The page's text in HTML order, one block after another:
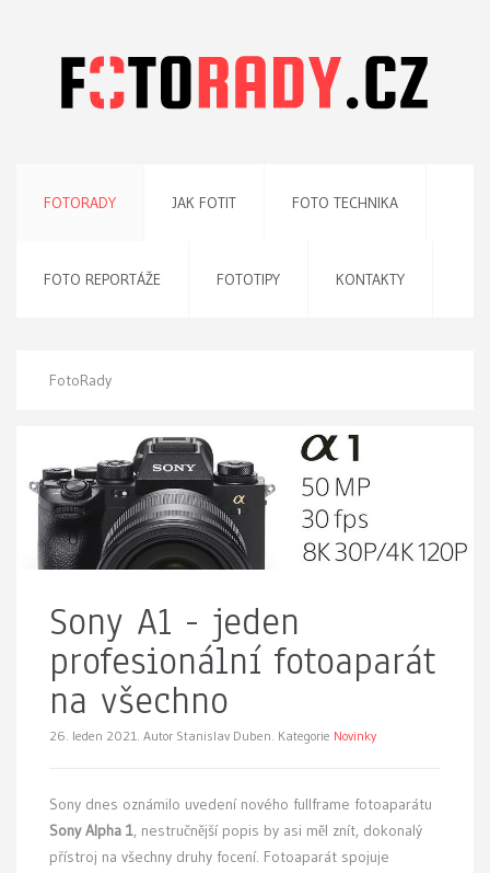
FOTORADY JAK FOTIT FOTO TECHNIKA
FOTO REPORTÁŽE FOTOTIPY KONTAKTY
FotoRady
Sony A1 - jeden
profesionální fotoaparát
na všechno
26. leden 2021. Autor Stanislav Duben. Kategorie Novinky
Sony dnes oznámilo uvedení nového fullframe fotoaparátu
Sony Alpha 1, nestručnější popis by asi měl znít, dokonalý
přístroj na všechny druhy focení. Fotoaparát spojuje